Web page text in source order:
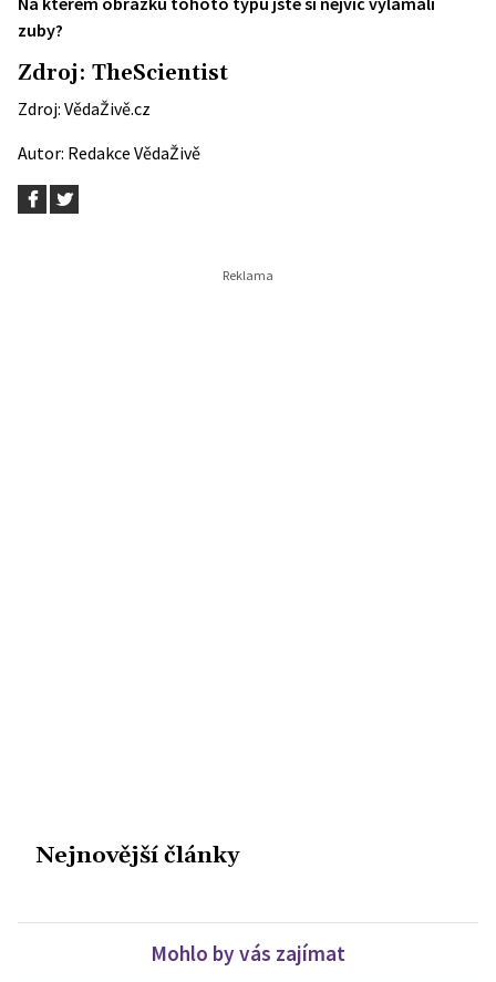
zuby?
Zdroj: TheScientist
Zdroj: VědaŽivě.cz
Autor: Redakce VědaŽivě
Nejnovější články
Mohlo by vás zajímat